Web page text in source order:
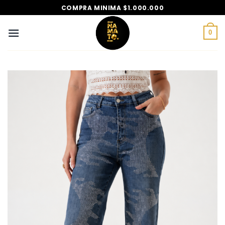
al
contenido
COMPRA MINIMA $1.000.000
0